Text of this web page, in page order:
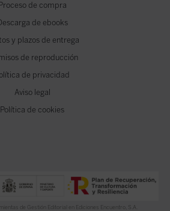
Proceso de compra
de ebooks
y plazos de entrega
de reproducción
de privacidad
Aviso legal
Política de cookies
de Gestión Editorial en Ediciones Encuentro, S.A.